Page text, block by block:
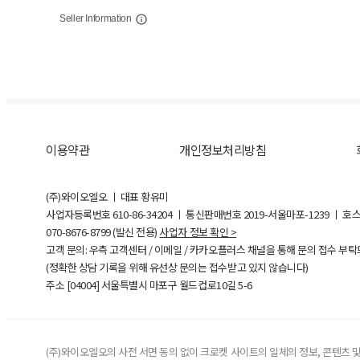
Seller Information
이용약관 개인정보처리방침
(주)와이오엘오 ㅣ 대표 황유미
사업자등록번호610-86-34204ㅣ 통신판매번호 2019-서울마포-1239 ㅣ 호
070-8676-8799 (발신 전용) 사업자 정보 확인 >
고객 문의: 우측 고객센터 / 이메일 / 카카오플러스 채널을 통해 문의 접수 부
(정확한 상담 기록을 위해 유선상 문의는 접수받고 있지 않습니다)
주소 [04004] 서울특별시 마포구 월드컵로10길5-6
(주)와이오엘오의 사전 서면 동의 없이 크로켓 사이트의 일체의 정보, 콘텐츠